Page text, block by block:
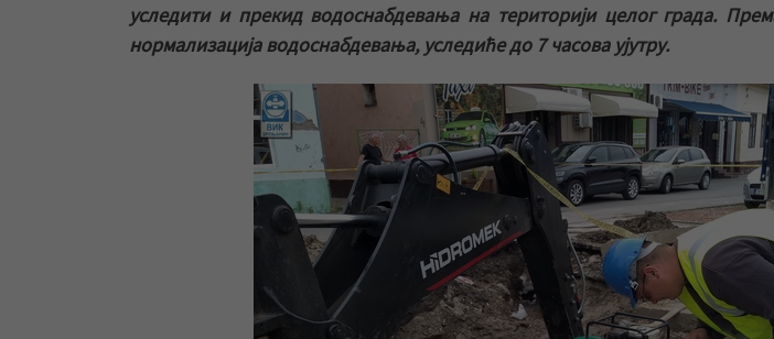
уследити и прекид водоснабдевања на територији целог града.
нормализација водоснабдевања, уследиће до 7 часова ујутру.